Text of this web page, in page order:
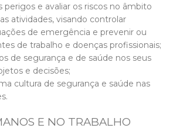
perigos e avaliar os riscos no âmbito
atividades, visando controlar
de emergência e prevenir ou
de trabalho e doenças profissionais;
de segurança e de saúde nos seus
e decisões;
cultura de segurança e saúde nas
E NO TRABALHO